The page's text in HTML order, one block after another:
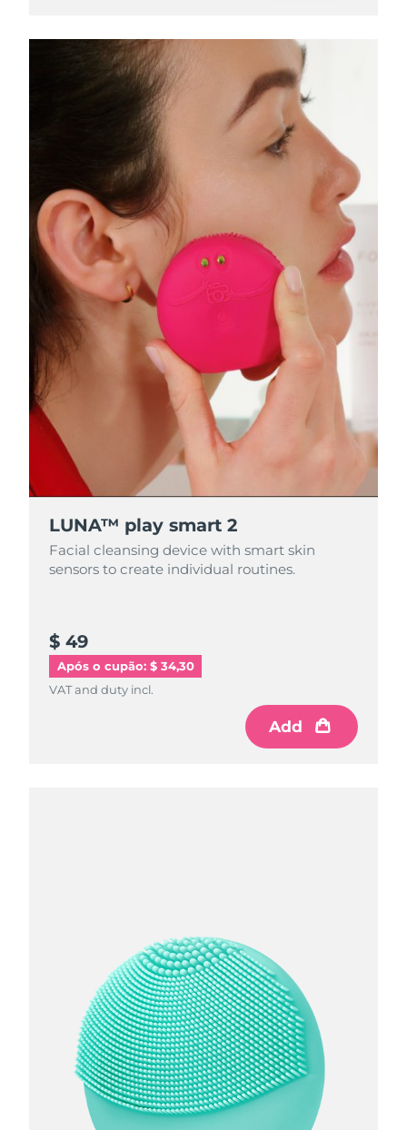
LUNA™ play smart 2
Facial cleansing device with smart skin
sensors to create individual routines.
$ 49
Após o cupão: $ 34,30
VAT and duty incl.
Add